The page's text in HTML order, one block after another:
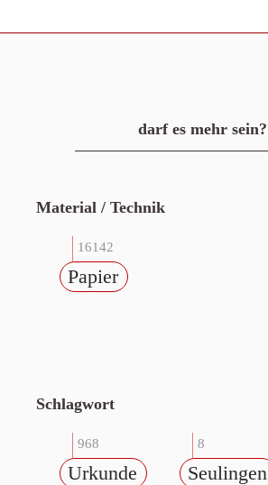
darf es mehr sein?
Material / Technik
16142
Papier
Schlagwort
968
Urkunde
8
Seulingen